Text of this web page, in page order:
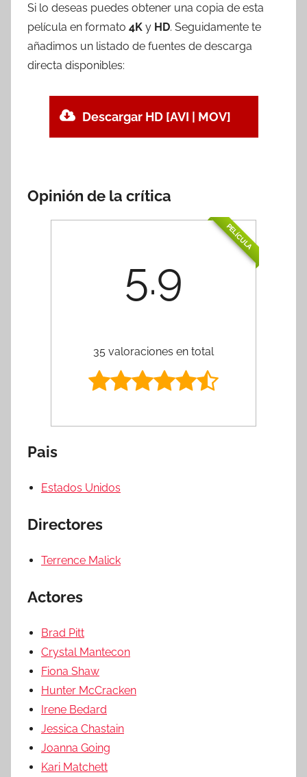
Si lo deseas puedes obtener una copia de esta
película en formato 4K y HD. Seguidamente te
añadimos un listado de fuentes de descarga
directa disponibles:
Descargar HD [AVI | MOV]
Opinión de la crítica
PELÍCULA
5.9
35 valoraciones en total
Pais
Estados Unidos
Directores
Terrence Malick
Actores
Brad Pitt
Crystal Mantecon
Fiona Shaw
Hunter McCracken
Irene Bedard
Jessica Chastain
Joanna Going
Kari Matchett